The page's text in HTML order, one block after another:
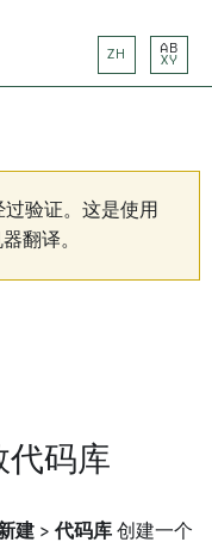
ZH
AB
XY
验证。这是使用
翻译。
码库
建 > 代码库 创建一个